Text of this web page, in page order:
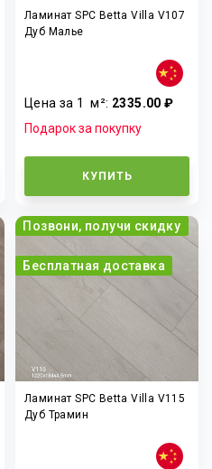
Ламинат SPC Betta Villa V107
Дуб Малье
Цена за 1м²: 2335.00 ₽
Подарок за покупку
КУПИТЬ
Позвони, получи скидку
Бесплатная доставка
Ламинат SPC Betta Villa V115
Дуб Трамин